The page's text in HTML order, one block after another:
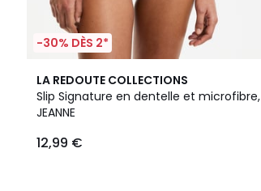
-30% DÈS 2*
LA REDOUTE COLLECTIONS
Slip Signature en dentelle et microfibre,
JEANNE
€.
12,99 €
4,8
/ 5
5
Couleurs